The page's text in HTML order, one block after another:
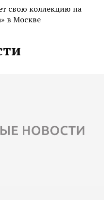
свою коллекцию на
в Москве